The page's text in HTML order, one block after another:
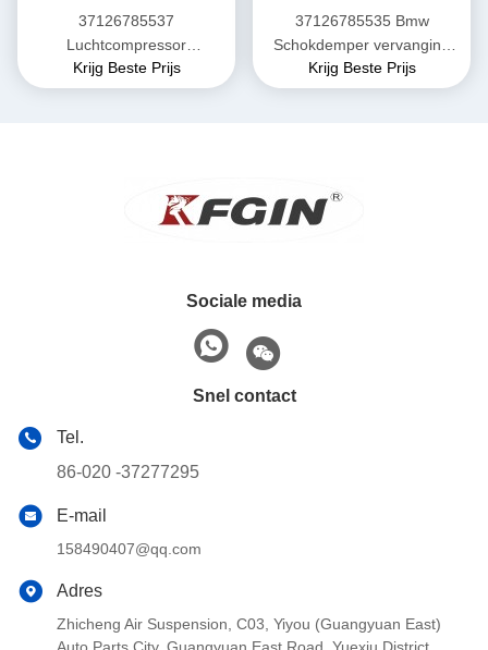
37126785537
Luchtcompressor
Schokdemper 7e serie E66
BMW Schokdemper
Krijg Beste Prijs
37126785535 Bmw
Schokdemper vervanging
7serie E66 Strut
Schokdemper
Krijg Beste Prijs
Sociale media
Snel contact
Tel.
86-020 -37277295
E-mail
158490407@qq.com
Adres
Zhicheng Air Suspension, C03, Yiyou (Guangyuan East)